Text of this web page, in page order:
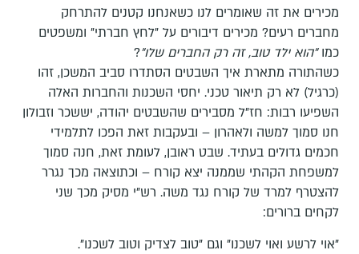
מכירים את זה שאומרים לנו כשאנחנו קטנים להתרחק
מחברים רעים? מכירים דיבורים על "לחץ חברתי" ומשפטים
כמו"הוא ילד טוב, זה רק החברים שלו"?
כשהתורה מתארת איך השבטים הסתדרו סביב המשכן, זהו
(כרגיל) לא רק תיאור טכני. יחסי השכנות והחברות האלה
השפיעו רבות: חז"ל מסבירים שהשבטים יהודה, יששכר וזבולון
חנו סמוך למשה ולאהרון – ובעקבות זאת הפכו לתלמידי
חכמים גדולים בעתיד. שבט ראובן, לעומת זאת, חנה סמוך
למשפחת הקהתי שממנה יצא קורח – וכתוצאה מכך נגרר
להצטרף למרד של קורח נגד משה. רש"י מסיק מכך שני
לקחים ברורים:
"אוי לרשע ואוי לשכנו" וגם "טוב לצדיק וטוב לשכנו".